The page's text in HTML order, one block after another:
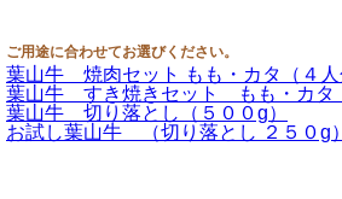
ご用途に合わせてお選びください。
葉山牛 焼肉セット もも・カタ（４人
葉山牛 すき焼きセット もも・カタ
葉山牛 切り落とし（５００g）
お試し葉山牛 （切り落とし ２５０g）